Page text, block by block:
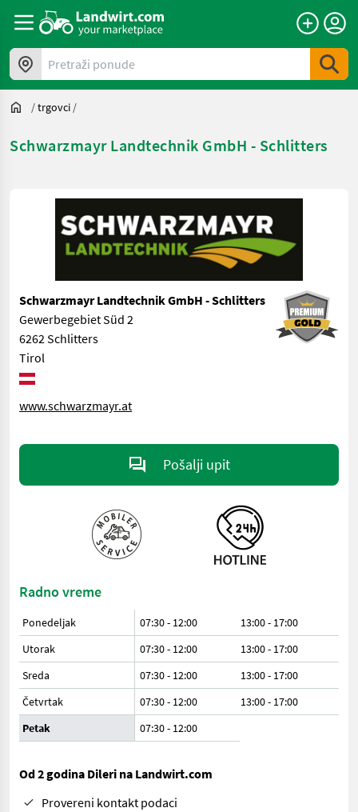
Pretraži ponude
/trgovci /
Schwarzmayr Landtechnik GmbH - Schlitters
Schwarzmayr Landtechnik GmbH - Schlitters
Gewerbegebiet Süd 2
6262 Schlitters
Tirol
www.schwarzmayr.at
Pošalji upit
Radno vreme
Ponedeljak 07:30 - 12:00
13:00 - 17:00
Utorak
07:30 - 12:00
13:00 - 17:00
Sreda
07:30 - 12:00
13:00 - 17:00
Četvrtak
07:30 - 12:00
13:00 - 17:00
Petak
07:30- 12:00
Od 2 godina Dileri na Landwirt.com
Provereni kontakt podaci